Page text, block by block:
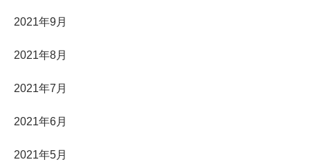
2021年9月
2021年8月
2021年7月
2021年6月
2021年5月